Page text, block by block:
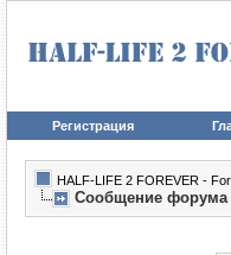
Регистрация
HALF-LIFE 2 FOREVER -
Сообщение форума